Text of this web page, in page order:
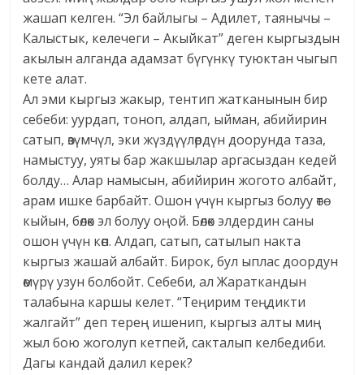
жашап келген. “Эл байлыгы – Адилет, таянычы –
Калыстык, келечеги – Акыйкат” деген кыргыздын
акылын алганда адамзат бүгүнкү туюктан чыгып
кете алат.
Ал эми кыргыз жакыр, тентип жатканынын бир
себеби: уурдап, тоноп, алдап, ыйман, абийирин
сатып, өзүмчүл, эки жүздүүлөрдүн доорунда таза,
намыстуу, уяты бар жакшылар аргасыздан кедей
болду… Алар намысын, абийирин жогото албайт,
арам ишке барбайт. Ошон үчүн кыргыз болуу өтө
кыйын, бөлөк эл болуу оңой. Бөлөк элдердин саны
ошон үчүн көп. Алдап, сатып, сатылып накта
кыргыз жашай албайт. Бирок, бул ыплас доордун
өмүрү узун болбойт. Себеби, ал Жараткандын
талабына каршы келет. “Теңирим теңдикти
жалгайт” деп терең ишенип, кыргыз алты миң
жыл бою жоголуп кетпей, сакталып келбедиби.
Дагы кандай далил керек?